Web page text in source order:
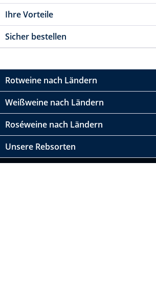
Ihre Vorteile
Sicher bestellen
Rotweine nach Ländern
Weißweine nach Ländern
Roséweine nach Ländern
Unsere Rebsorten